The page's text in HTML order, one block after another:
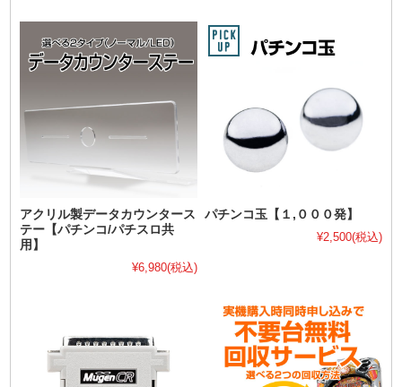
アクリル製データカウンタース
テー【パチンコ/パチスロ共
用】
¥6,980(税込)
パチンコ玉【１,０００発】
¥2,500(税込)